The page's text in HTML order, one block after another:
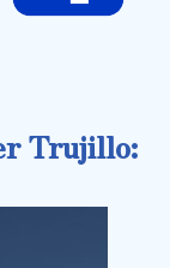
Trujillo: